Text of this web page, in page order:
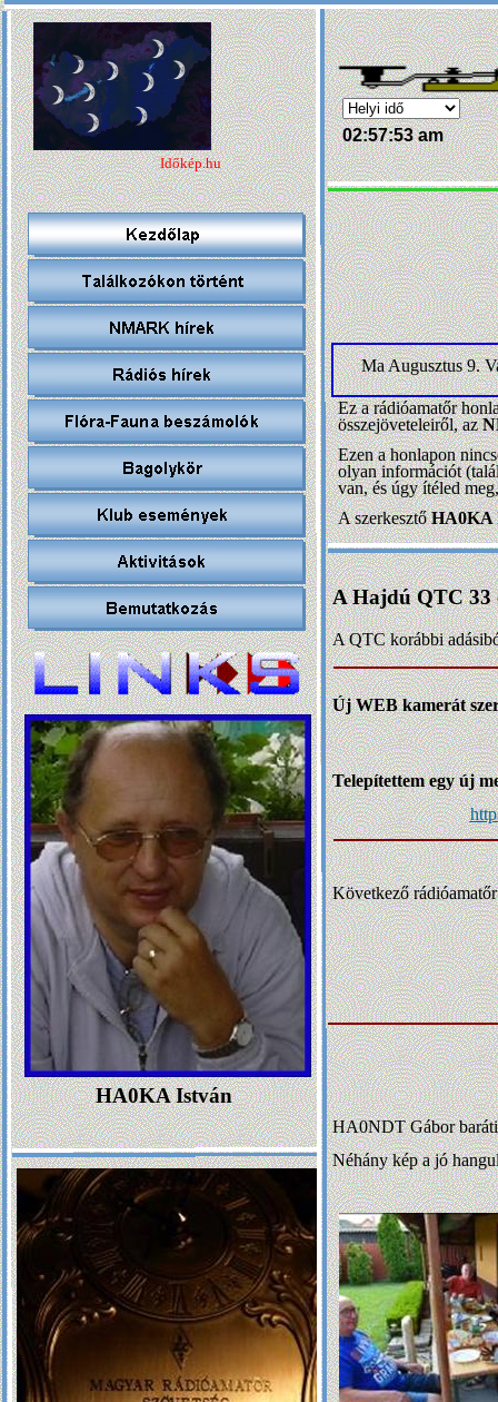
Ez a rádióamatőr
összejöveteleiről, az
Ezen a honlapon
olyan információt
van, és úgy ítéled
A szerkesztőHA0KA
Időkép.hu
A Hajdú QTC 33
A QTC korábbi
Új WEB kamerát
Telepítettem egy új
Ma Augusztus 9.
02:57:55 am
HA0KA István
Következő
HA0NDT Gábor
Néhány kép a jó